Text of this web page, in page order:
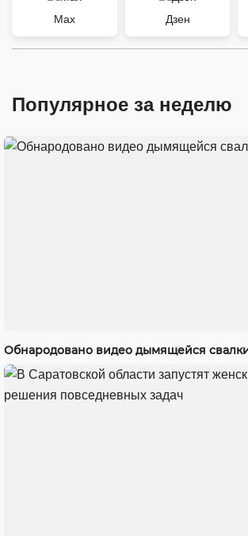
Max Дзен
Популярное за неделю
Обнародовано видео дымящейся